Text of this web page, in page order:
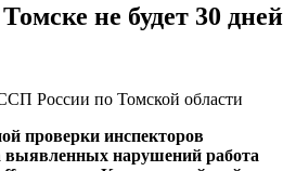
не будет 30 дней
России по Томской области
проверки инспекторов
выявленных нарушений работа